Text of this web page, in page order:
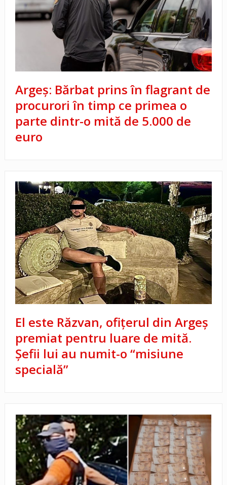
Argeș: Bărbat prins în flagrant de
procurori în timp ce primea o
parte dintr-o mită de 5.000 de
euro
El este Răzvan, ofițerul din Argeș
premiat pentru luare de mită.
Șefii lui au numit-o “misiune
specială”